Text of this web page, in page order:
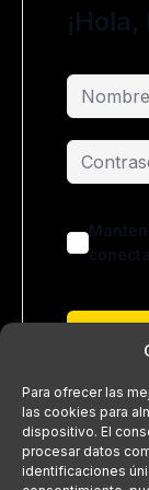
Para ofrecer las
las cookies para
dispositivo. El
procesar datos
identificaciones
¿No